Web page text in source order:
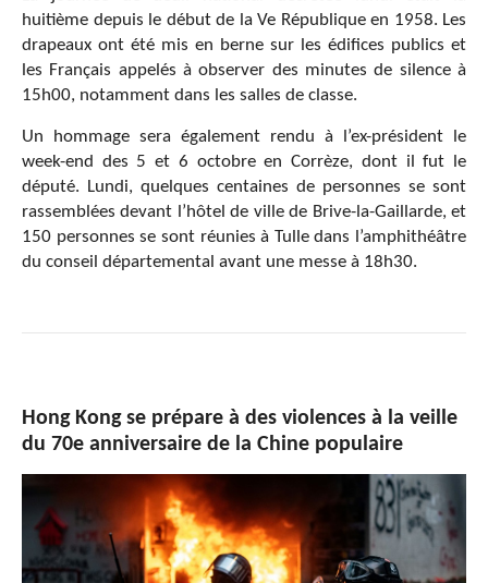
huitième depuis le début de la Ve République en 1958. Les
drapeaux ont été mis en berne sur les édifices publics et
les Français appelés à observer des minutes de silence à
15h00, notamment dans les salles de classe.
Un hommage sera également rendu à l’ex-président le
week-end des 5 et 6 octobre en Corrèze, dont il fut le
député. Lundi, quelques centaines de personnes se sont
rassemblées devant l’hôtel de ville de Brive-la-Gaillarde, et
150 personnes se sont réunies à Tulle dans l’amphithéâtre
du conseil départemental avant une messe à 18h30.
Hong Kong se prépare à des violences à la veille
du 70e anniversaire de la Chine populaire